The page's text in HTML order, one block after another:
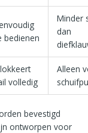
bedienen
Minder
dan
volledig
Alleen
bevestigd
ontworpen voor